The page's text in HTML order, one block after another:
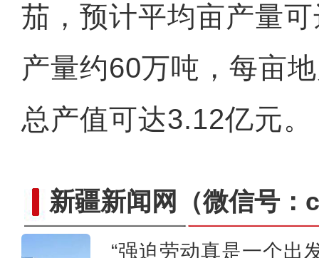
茄，预计平均亩产量
产量约60万吨，每亩
总产值可达3.12亿元
新疆新闻网 （微信号
“强迫劳动真是一个出